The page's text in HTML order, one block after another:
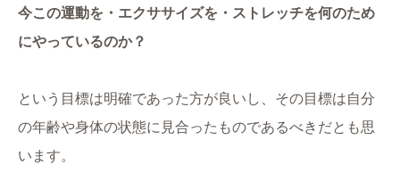
今この運動を・エクササイズを・ストレッチを何のため
にやっているのか？
という目標は明確であった方が良いし、その目標は自分
の年齢や身体の状態に見合ったものであるべきだとも思
います。